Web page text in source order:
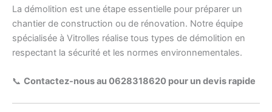
La démolition est une étape essentielle pour préparer un
chantier de construction ou de rénovation. Notre équipe
spécialisée à Vitrolles réalise tous types de démolition en
respectant la sécurité et les normes environnementales.
📞 Contactez-nous au 0628318620 pour un devis rapide